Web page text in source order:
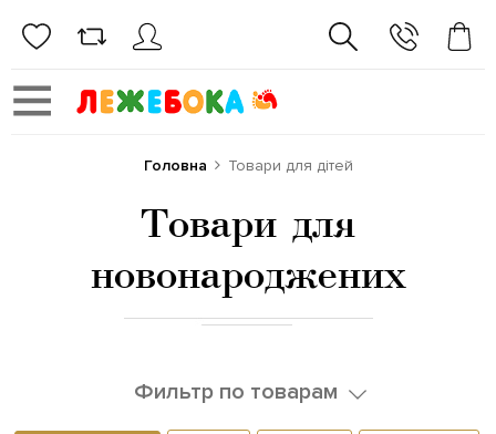
Головна Товари для дітей
Товари для
новонароджених
Фильтр по товарам